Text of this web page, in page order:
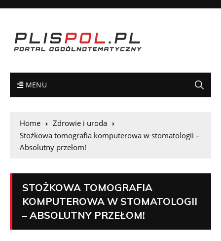
MENU
Home
Zdrowie i uroda
Stożkowa tomografia komputerowa w stomatologii –
Absolutny przełom!
STOŻKOWA TOMOGRAFIA
KOMPUTEROWA W STOMATOLOGII
– ABSOLUTNY PRZEŁOM!